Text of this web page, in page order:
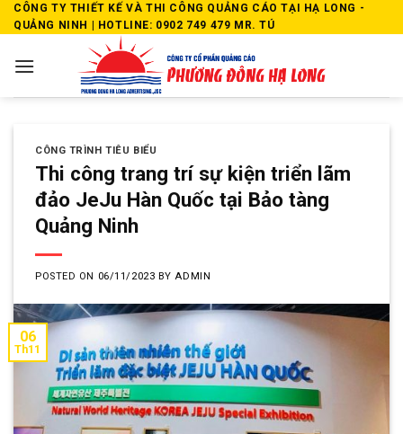
Skip
to
CÔNG TY THIẾT KẾ VÀ THI CÔNG QUẢNG CÁO TẠI HẠ LONG -
QUẢNG NINH | HOTLINE: 0902 749 479 MR. TÚ
CÔNG TRÌNH TIÊU BIỂU
Thi công trang trí sự kiện triển lãm
đảo JeJu Hàn Quốc tại Bảo tàng
Quảng Ninh
POSTED ON 06/11/2023 BY ADMIN
06
Th11